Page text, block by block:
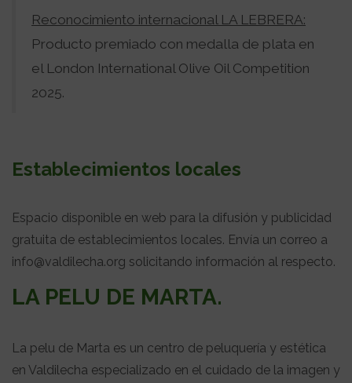
Reconocimiento internacional LA LEBRERA:
Producto premiado con medalla de plata en
el London International Olive Oil Competition
2025.
Establecimientos locales
Espacio disponible en web para la difusión y publicidad
gratuita de establecimientos locales. Envía un correo a
info@valdilecha.org solicitando información al respecto.
LA PELU DE MARTA.
La pelu de Marta es un centro de peluquería y estética
en Valdilecha especializado en el cuidado de la imagen y